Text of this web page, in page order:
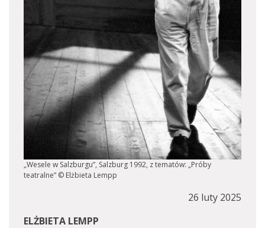
„Wesele w Salzburgu”, Salzburg 1992, z tematów: „Próby
teatralne” © Elżbieta Lempp
26 luty 2025
ELŻBIETA LEMPP